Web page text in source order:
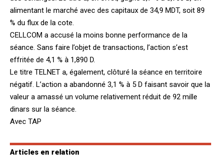
alimentant le marché avec des capitaux de 34,9 MDT, soit 89
% du flux de la cote.
CELLCOM a accusé la moins bonne performance de la
séance. Sans faire l’objet de transactions, l’action s’est
effritée de 4,1 % à 1,890 D.
Le titre TELNET a, également, clôturé la séance en territoire
négatif. L’action a abandonné 3,1 % à 5 D faisant savoir que la
valeur a amassé un volume relativement réduit de 92 mille
dinars sur la séance.
Avec TAP
Articles en relation